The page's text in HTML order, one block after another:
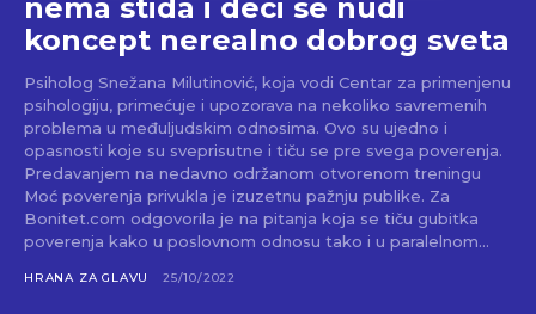
nema stida i deci se nudi
koncept nerealno dobrog sveta
Psiholog Snežana Milutinović, koja vodi Centar za primenjenu
psihologiju, primećuje i upozorava na nekoliko savremenih
problema u međuljudskim odnosima. Ovo su ujedno i
opasnosti koje su sveprisutne i tiču se pre svega poverenja.
Predavanjem na nedavno održanom otvorenom treningu
Moć poverenja privukla je izuzetnu pažnju publike. Za
Bonitet.com odgovorila je na pitanja koja se tiču gubitka
poverenja kako u poslovnom odnosu tako i u paralelnom...
HRANA ZA GLAVU 25/10/2022